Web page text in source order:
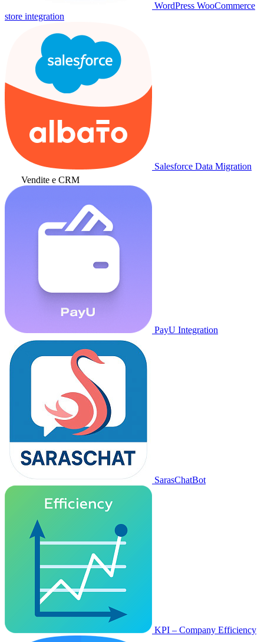
WordPress WooCommerce
store integration
Salesforce Data Migration
Vendite e CRM
PayU Integration
SarasChatBot
KPI – Company Efficiency